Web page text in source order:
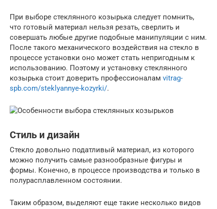
При выборе стеклянного козырька следует помнить,
что готовый материал нельзя резать, сверлить и
совершать любые другие подобные манипуляции с ним.
После такого механического воздействия на стекло в
процессе установки оно может стать непригодным к
использованию. Поэтому и установку стеклянного
козырька стоит доверить профессионалам vitrag-
spb.com/steklyannye-kozyrki/.
Стиль и дизайн
Стекло довольно податливый материал, из которого
можно получить самые разнообразные фигуры и
формы. Конечно, в процессе производства и только в
полурасплавленном состоянии.
Таким образом, выделяют еще такие несколько видов